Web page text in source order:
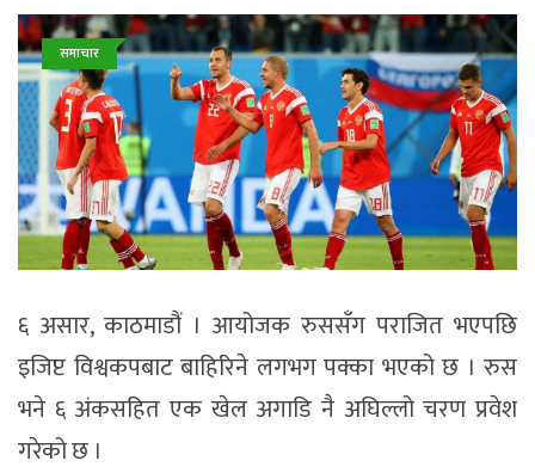
समाचार
६ असार, काठमाडौं । आयोजक रुससँग पराजित भएपछि
इजिप्ट विश्वकपबाट बाहिरिने लगभग पक्का भएको छ । रुस
भने ६ अंकसहित एक खेल अगाडि नै अघिल्लो चरण प्रवेश
गरेको छ ।